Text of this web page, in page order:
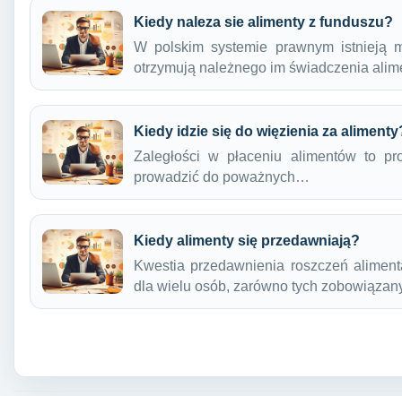
Kiedy naleza sie alimenty z funduszu?
W polskim systemie prawnym istnieją
otrzymują należnego im świadczenia
Kiedy idzie się do więzienia za
Zaległości w płaceniu alimentów to
prowadzić do poważnych…
Kiedy alimenty się przedawniają?
Kwestia przedawnienia roszczeń
dla wielu osób, zarówno tych